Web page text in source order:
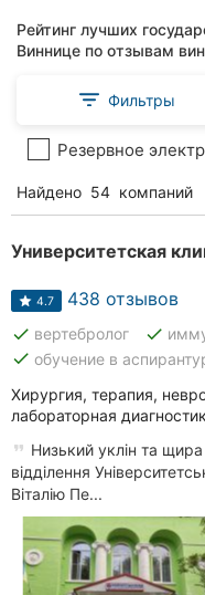
Рейтинг лучших
Виннице по отзывам
Фильтры
Резервное
Найдено 54 компаний
4.7 438 отзывов
done вертебролог done
done обучение в
Хирургия, терапия,
лабораторная
Низький уклін та щира
відділення
Віталію Пе...